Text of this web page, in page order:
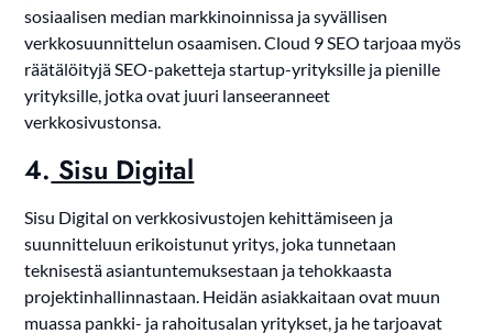
sosiaalisen median markkinoinnissa ja syvällisen
verkkosuunnittelun osaamisen. Cloud 9 SEO tarjoaa myös
räätälöityjä SEO-paketteja startup-yrityksille ja pienille
yrityksille, jotka ovat juuri lanseeranneet
verkkosivustonsa.
4. Sisu Digital
Sisu Digital on verkkosivustojen kehittämiseen ja
suunnitteluun erikoistunut yritys, joka tunnetaan
teknisestä asiantuntemuksestaan ja tehokkaasta
projektinhallinnastaan. Heidän asiakkaitaan ovat muun
muassa pankki- ja rahoitusalan yritykset, ja he tarjoavat